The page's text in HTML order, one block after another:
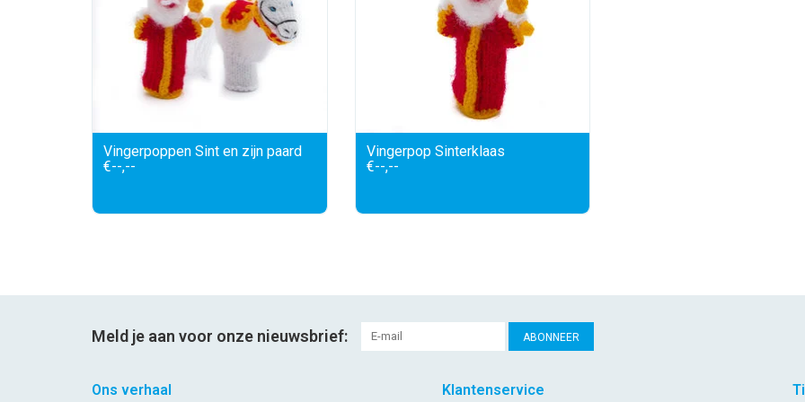
Vingerpoppen Sint en zijn paard
€--,--
Vingerpop Sinterklaas
€--,--
Meld je aan voor onze nieuwsbrief: ABONNEER
Ons verhaal Klantenservice